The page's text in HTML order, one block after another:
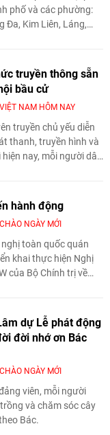
phố và các phường:
Đa, Kim Liên, Láng,
phố Hà Nội, trình
truyền thông sẵn
bầu cử
VIỆT NAM HÔM NAY
truyền chủ yếu diễn
thanh, truyền hình và
hiện nay, mỗi người dân
hành động
CHÀO NGÀY MỚI
toàn quốc quán
khai thực hiện Nghị
của Bộ Chính trị về
phát biểu chỉ đạo
yêu cầu chuyển
triệt sang tổ chức
đồng bộ và hiệu
dự Lễ phát động
đời nhớ ơn Bác
CHÀO NGÀY MỚI
viên, mỗi người
và chăm sóc cây
Bác.